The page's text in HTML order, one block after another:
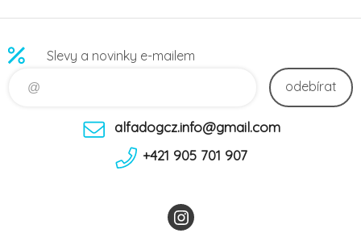
Slevy a novinky e-mailem
odebírat
alfadogcz.info@gmail.com
+421 905 701 907